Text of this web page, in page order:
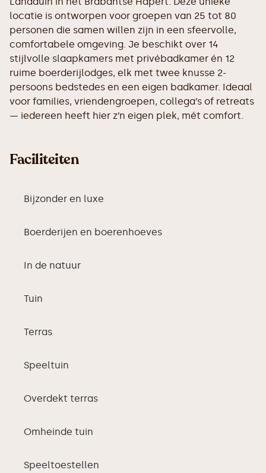
locatie is ontworpen voor groepen van 25 tot 80
personen die samen willen zijn in een sfeervolle,
comfortabele omgeving. Je beschikt over 14
stijlvolle slaapkamers met privébadkamer én 12
ruime boerderijlodges, elk met twee knusse 2-
persoons bedstedes en een eigen badkamer. Ideaal
voor families, vriendengroepen, collega’s of retreats
— iedereen heeft hier z’n eigen plek, mét comfort.
Faciliteiten
Bijzonder en luxe
Boerderijen en boerenhoeves
In de natuur
Tuin
Terras
Speeltuin
Overdekt terras
Omheinde tuin
Speeltoestellen